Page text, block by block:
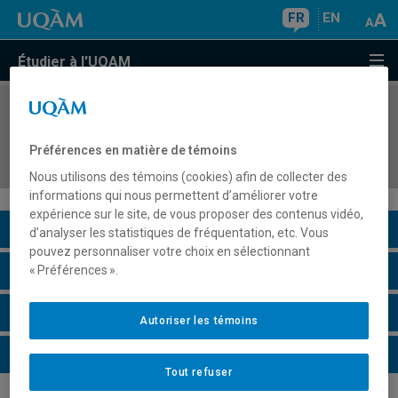
FR EN
Étudier à l'UQAM
COURS//
dans le monde
Description du cours
Horaire - Été 2026
Horaire - Automne 2026
Horaire - Hiver 2027
Préférences en matière de témoins
Nous utilisons des témoins (cookies) afin de collecter des
informations qui nous permettent d’améliorer votre
expérience sur le site, de vous proposer des contenus vidéo,
d’analyser les statistiques de fréquentation, etc. Vous
pouvez personnaliser votre choix en sélectionnant
« Préférences ».
Tout refuser
Autoriser les témoins